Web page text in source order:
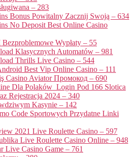
– 283
Bonus Powitalny Zacznij Swoją – 634
No Deposit Best Online Casino
Wypłaty – 55
Klasycznych Automatów – 981
Thrills Live Casino – 544
Best Vip Online Casino – 111
Casino Aviator Промокод – 690
Dla Polaków ️ Login Pod 166 Slotica
Rejestracja 2024 – 340
Kasynie – 142
Code Sportowych Przydatne Linki
2021 Live Roulette Casino – 597
Live Roulette Casino Online – 948
Live Casino Game – 761